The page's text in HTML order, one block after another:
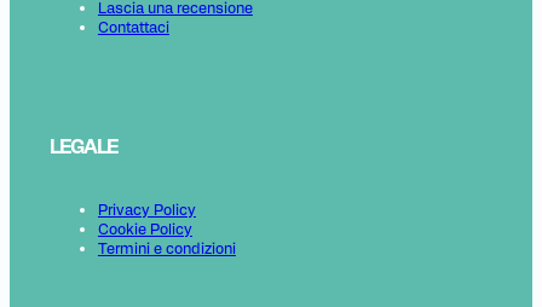
Lascia una recensione
Contattaci
LEGALE
Privacy Policy
Cookie Policy
Termini e condizioni